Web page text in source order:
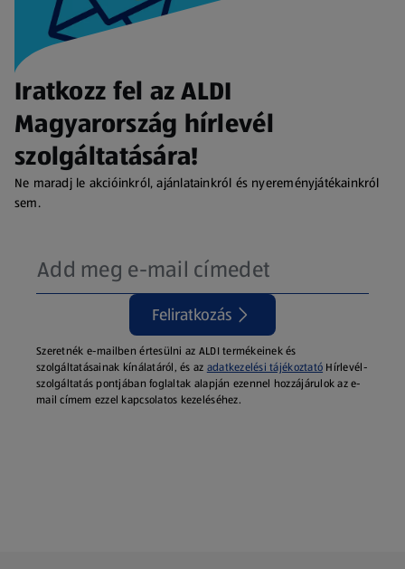
Iratkozz fel az ALDI
Magyarország hírlevél
szolgáltatására!
Ne maradj le akcióinkról, ajánlatainkról és nyereményjátékainkról
sem.
Feliratkozás
Szeretnék e-mailben értesülni az ALDI termékeinek és
szolgáltatásainak kínálatáról, és az adatkezelési tájékoztató Hírlevél-
szolgáltatás pontjában foglaltak alapján ezennel hozzájárulok az e-
mail címem ezzel kapcsolatos kezeléséhez.